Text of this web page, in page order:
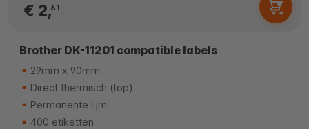
€ 2,61
Brother DK-11201 compatible labels
29mm x 90mm
Direct thermisch (top)
Permanente lijm
400 etiketten